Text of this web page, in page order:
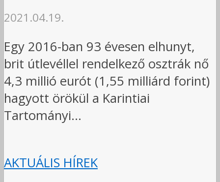
2021.04.19.
Egy 2016-ban 93 évesen elhunyt,
brit útlevéllel rendelkező osztrák nő
4,3 millió eurót (1,55 milliárd forint)
hagyott örökül a Karintiai
Tartományi...
AKTUÁLIS HÍREK